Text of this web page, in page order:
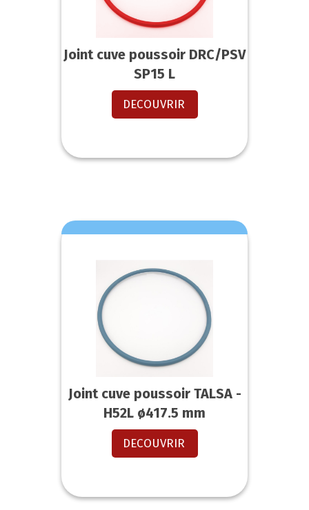
Joint cuve poussoir DRC/PSV
SP15 L
DECOUVRIR
Joint cuve poussoir TALSA -
H52L ø417.5 mm
DECOUVRIR